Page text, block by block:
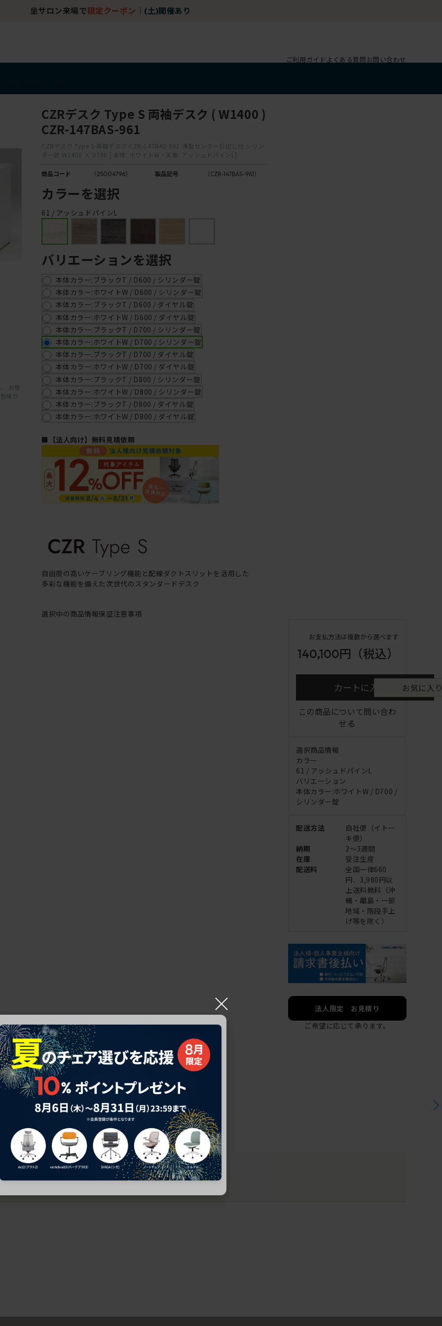
坐サロン来場で 限定クーポン (土)開催あり
ご利用ガイド よくある質問お問い合わせ
お使
味が
CZRデスク Type S 両袖デスク ( W1400 )
CZR-147BAS-961
CZRデスク Type S 両袖デスク CZR-147BAS-961 浅型センター引出し付 シリン
ダー錠 W1400 × D700 [ 本体: ホワイトW・天板: アッシュドパインL]
商品コード （25004796） 製品記号 （CZR-147BAS-961）
カラーを選択
61 / アッシュドパインL
バリエーションを選択
本体カラー:ブラックT / D600 / シリンダー錠
本体カラー:ホワイトW / D600 / シリンダー錠
本体カラー:ブラックT / D600 / ダイヤル錠
本体カラー:ホワイトW / D600 / ダイヤル錠
本体カラー:ブラックT / D700 / シリンダー錠
本体カラー:ホワイトW / D700 / シリンダー錠
本体カラー:ブラックT / D700 / ダイヤル錠
本体カラー:ホワイトW / D700 / ダイヤル錠
本体カラー:ブラックT / D800 / シリンダー錠
本体カラー:ホワイトW / D800 / シリンダー錠
本体カラー:ブラックT / D800 / ダイヤル錠
本体カラー:ホワイトW / D800 / ダイヤル錠
■【法人向け】無料見積依頼
自由度の高いケーブリング機能と配線ダクトスリットを活用した
多彩な機能を備えた次世代のスタンダードデスク
選択中の商品情報保証注意事項
お支払方法は複数から選べます
140,100円 （税込）
カートに入れる お気に入
この商品について問い合わ
せる
選択商品情報
カラー
61 / アッシュドパインL
バリエーション
本体カラー:ホワイトW / D700 /
シリンダー錠
配送方法
自社便（イトー
キ便）
納期
2～3週間
在庫
受注生産
配送料
全国一律660
円、3,980円以
上送料無料（沖
縄・離島・一部
地域・階段手上
げ等を除く）
法人限定 お見積り
ご希望に応じて承ります。
×